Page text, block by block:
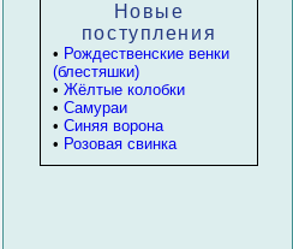
Новые
поступления
• Рождественские венки
(блестяшки)
• Жёлтые колобки
• Самураи
• Синяя ворона
• Розовая свинка